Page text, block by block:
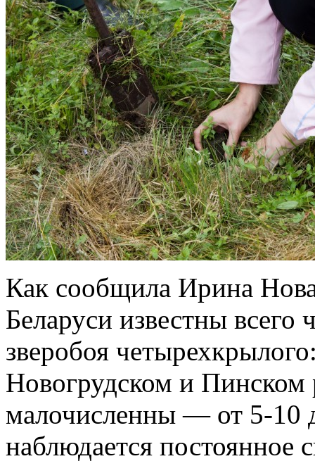
Как сообщила Ирина
Беларуси известны всего
зверобоя
Новогрудском и
малочисленны — от 5-10
наблюдается постоянное